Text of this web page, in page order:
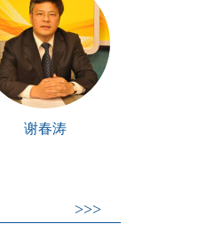
谢春涛
>>>